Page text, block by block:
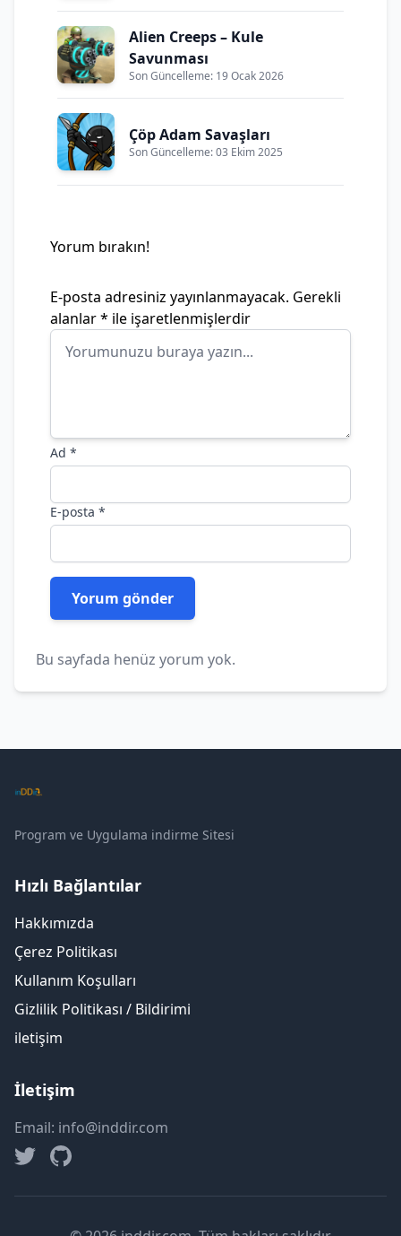
Alien Creeps – Kule
Savunması
Son Güncelleme: 19 Ocak 2026
Çöp Adam Savaşları
Son Güncelleme: 03 Ekim 2025
Yorum bırakın!
E-posta adresiniz yayınlanmayacak. Gerekli
alanlar* ile işaretlenmişlerdir
Ad *
E-posta *
Bu sayfada henüz yorum yok.
Program ve Uygulama indirme Sitesi
Hızlı Bağlantılar
Hakkımızda
Çerez Politikası
Kullanım Koşulları
Gizlilik Politikası / Bildirimi
iletişim
İletişim
Email: info@inddir.com